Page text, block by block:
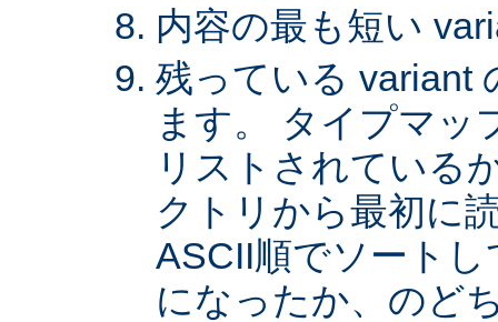
内容の最も短い
残っている variant
ます。 タイプマッ
リストされている
クトリから最初に
ASCII順でソート
になったか、のど